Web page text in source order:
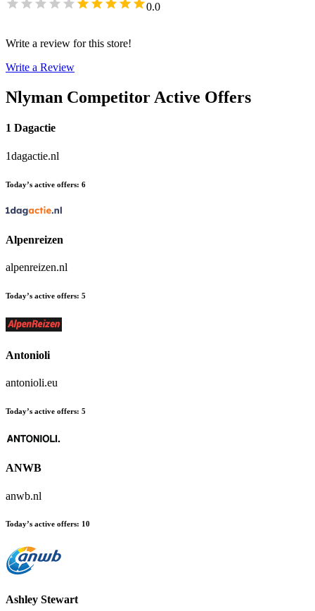
0.0
Write a review for this store!
Write a Review
Nlyman Competitor Active Offers
1 Dagactie
1dagactie.nl
Today’s active offers: 6
Alpenreizen
alpenreizen.nl
Today’s active offers: 5
Antonioli
antonioli.eu
Today’s active offers: 5
ANWB
anwb.nl
Today’s active offers: 10
Ashley Stewart